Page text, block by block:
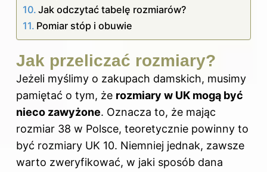
Jak odczytać tabelę rozmiarów?
Pomiar stóp i obuwie
Jak przeliczać rozmiary?
Jeżeli myślimy o zakupach damskich, musimy
pamiętać o tym, że rozmiary w UK mogą być
nieco zawyżone. Oznacza to, że mając
rozmiar 38 w Polsce, teoretycznie powinny to
być rozmiary UK 10. Niemniej jednak, zawsze
warto zweryfikować, w jaki sposób dana